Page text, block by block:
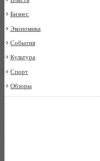
Бизнес
Экономика
События
Культура
Спорт
Обзоры